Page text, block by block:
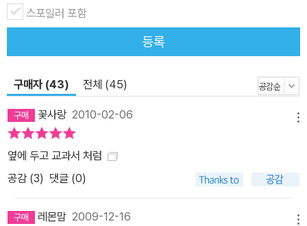
스포일러 포함
등록
구매자 (43) 전체 (45)
꽃사랑 2010-02-06
옆에 두고 교과서 처럼
공감 (3) 댓글 (0)
레몬맘 2009-12-16